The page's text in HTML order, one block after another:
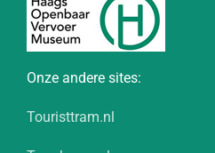
Onze andere sites:
Touristtram.nl